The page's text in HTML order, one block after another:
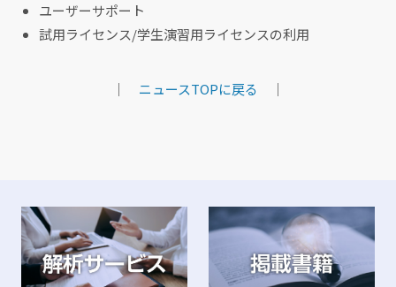
ユーザーサポート
試用ライセンス/学生演習用ライセンスの利用
｜ ニュースTOPに戻る ｜